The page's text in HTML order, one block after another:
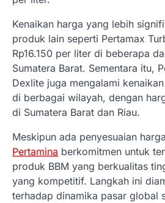
Kenaikan harga yang lebih
produk lain seperti Pertamax
Rp16.150 per liter di beberapa
Sumatera Barat. Sementara itu,
Dexlite juga mengalami
di berbagai wilayah, dengan
di Sumatera Barat dan Riau.
Meskipun ada penyesuaian
Pertamina berkomitmen untuk
produk BBM yang berkualitas
yang kompetitif. Langkah ini
terhadap dinamika pasar global